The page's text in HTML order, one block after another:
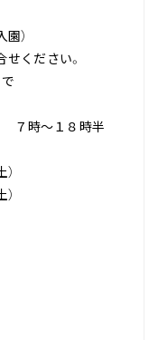
）
ください。
７時～１８時半